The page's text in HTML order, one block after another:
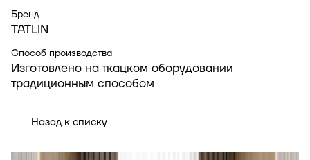
Бренд
TATLIN
Способ производства
Изготовлено на ткацком оборудовании
традиционным способом
Назад к списку